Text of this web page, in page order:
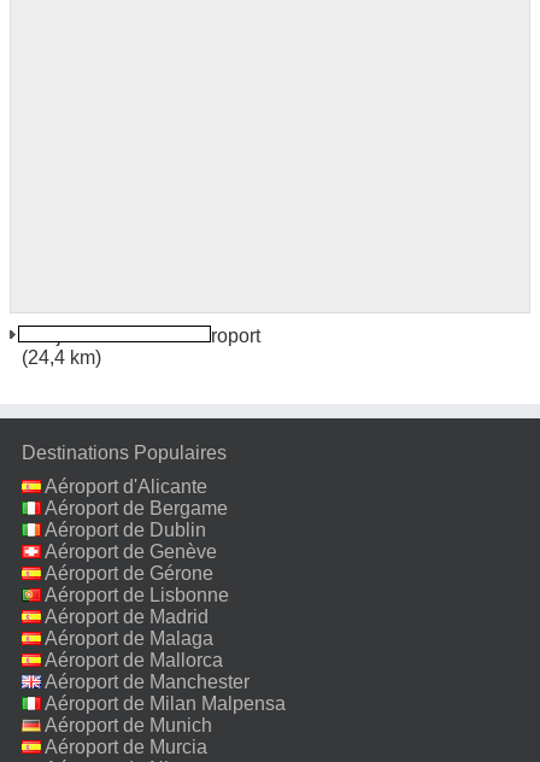
Abuja International Aéroport
(24,4 km)
Destinations Populaires
Aéroport d'Alicante
Aéroport de Bergame
Aéroport de Dublin
Aéroport de Genève
Aéroport de Gérone
Aéroport de Lisbonne
Aéroport de Madrid
Aéroport de Malaga
Aéroport de Mallorca
Aéroport de Manchester
Aéroport de Milan Malpensa
Aéroport de Munich
Aéroport de Murcia